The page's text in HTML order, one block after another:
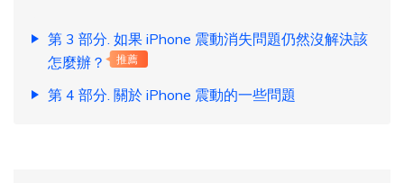
第 3 部分. 如果 iPhone 震動消失問題仍然沒解決該
怎麼辦？
推薦
第 4 部分. 關於 iPhone 震動的一些問題